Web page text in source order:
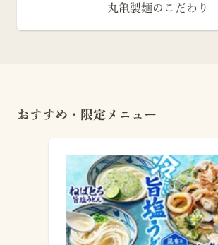
丸亀製麺のこだわり
おすすめ・限定メニュー